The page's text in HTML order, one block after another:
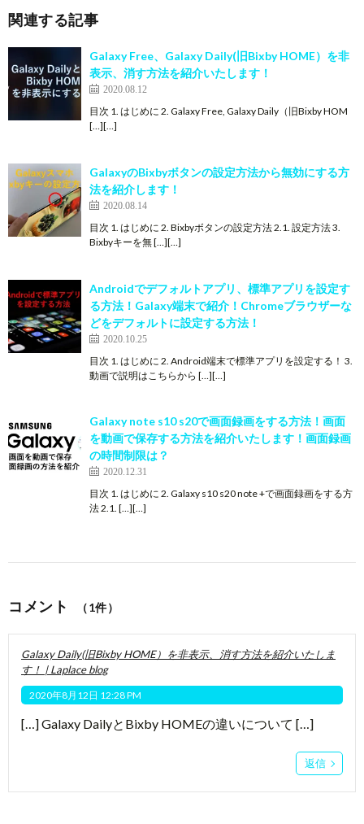
関連する記事
Galaxy Free、Galaxy Daily(旧Bixby HOME）を非
表示、消す方法を紹介いたします！
2020.08.12
目次 1. はじめに 2. Galaxy Free, Galaxy Daily（旧Bixby HOM
[…][…]
GalaxyのBixbyボタンの設定方法から無効にする方
法を紹介します！
2020.08.14
目次 1. はじめに 2. Bixbyボタンの設定方法 2.1. 設定方法 3.
Bixbyキーを無 […][…]
Androidでデフォルトアプリ、標準アプリを設定す
る方法！Galaxy端末で紹介！Chromeブラウザーな
どをデフォルトに設定する方法！
2020.10.25
目次 1. はじめに 2. Android端末で標準アプリを設定する！ 3.
動画で説明はこちらから […][…]
Galaxy note s10 s20で画面録画をする方法！画面
を動画で保存する方法を紹介いたします！画面録画
の時間制限は？
2020.12.31
目次 1. はじめに 2. Galaxy s10 s20 note +で画面録画をする方
法 2.1. […][…]
コメント （1件）
Galaxy Daily(旧Bixby HOME）を非表示、消す方法を紹介いたしま
す！ | Laplace blog
2020年8月12日 12:28 PM
[…] Galaxy DailyとBixby HOMEの違いについて […]
返信